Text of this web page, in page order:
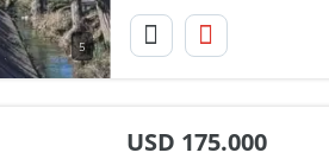
5
USD 175.000